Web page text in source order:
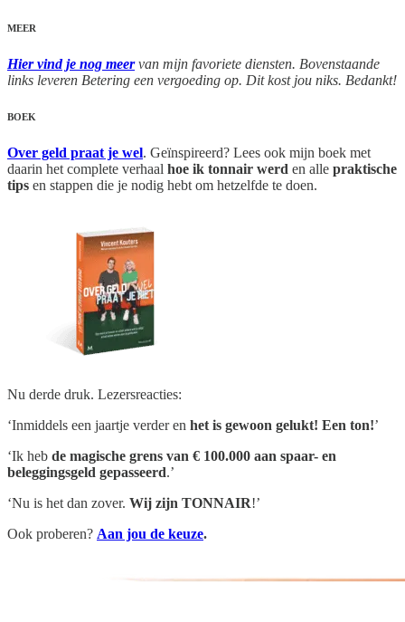
MEER
Hier vind je nog meervan mijn favoriete diensten. Bovenstaande
links leveren Betering een vergoeding op. Dit kost jou niks. Bedankt!
BOEK
Over geld praat je wel. Geïnspireerd? Lees ook mijn boek met
daarin het complete verhaal hoe ik tonnair werd en alle praktische
tips en stappen die je nodig hebt om hetzelfde te doen.
Nu derde druk. Lezersreacties:
‘Inmiddels een jaartje verder en het is gewoon gelukt! Een ton!’
‘Ik heb de magische grens van € 100.000 aan spaar- en
beleggingsgeld gepasseerd.’
‘Nu is het dan zover. Wij zijn TONNAIR!’
Ook proberen? Aan jou de keuze.